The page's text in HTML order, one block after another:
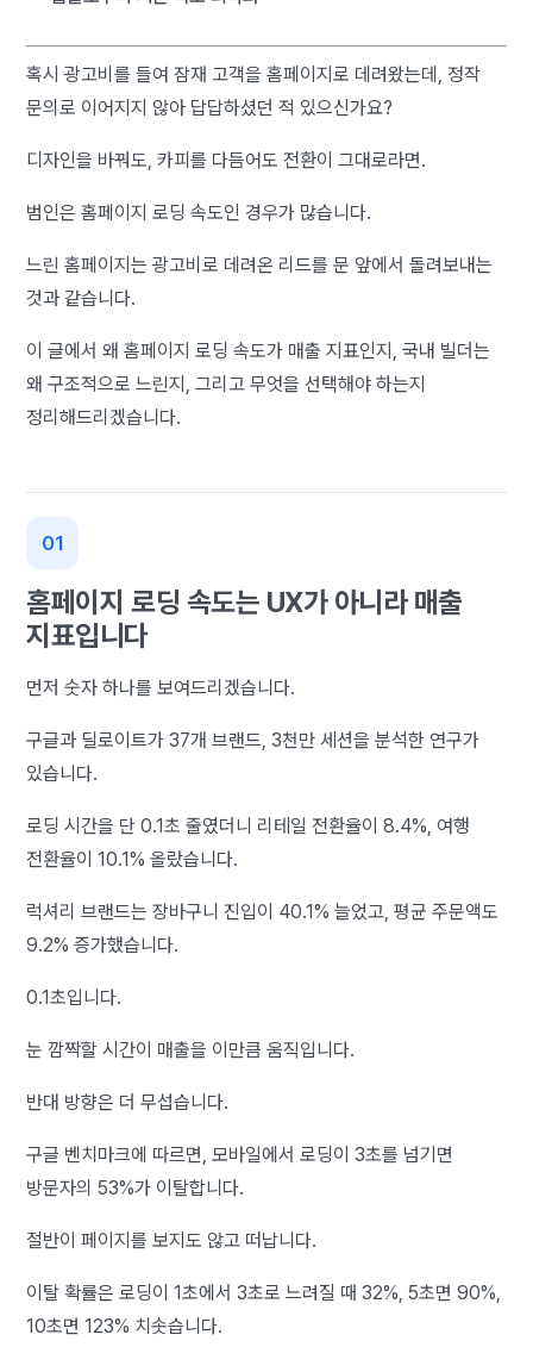
혹시 광고비를 들여 잠재 고객을 홈페이지로 데려왔는데, 정작
문의로 이어지지 않아 답답하셨던 적 있으신가요?
디자인을 바꿔도, 카피를 다듬어도 전환이 그대로라면.
범인은 홈페이지 로딩 속도인 경우가 많습니다.
느린 홈페이지는 광고비로 데려온 리드를 문 앞에서 돌려보내는
것과 같습니다.
이 글에서 왜 홈페이지 로딩 속도가 매출 지표인지, 국내 빌더는
왜 구조적으로 느린지, 그리고 무엇을 선택해야 하는지
정리해드리겠습니다.
홈페이지 로딩 속도는 UX가 아니라 매출
지표입니다
먼저 숫자 하나를 보여드리겠습니다.
구글과 딜로이트가 37개 브랜드, 3천만 세션을 분석한 연구가
있습니다.
로딩 시간을 단 0.1초 줄였더니 리테일 전환율이 8.4%, 여행
전환율이 10.1% 올랐습니다.
럭셔리 브랜드는 장바구니 진입이 40.1% 늘었고, 평균 주문액도
9.2% 증가했습니다.
0.1초입니다.
눈 깜짝할 시간이 매출을 이만큼 움직입니다.
반대 방향은 더 무섭습니다.
구글 벤치마크에 따르면, 모바일에서 로딩이 3초를 넘기면
방문자의 53%가 이탈합니다.
절반이 페이지를 보지도 않고 떠납니다.
이탈 확률은 로딩이 1초에서 3초로 느려질 때 32%, 5초면 90%,
10초면 123% 치솟습니다.